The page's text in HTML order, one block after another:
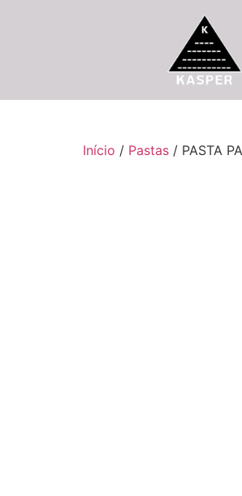
Início / Pastas / PASTA